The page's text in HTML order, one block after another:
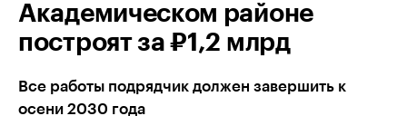
Академическом районе
построят за ₽1,2 млрд
Все работы подрядчик должен завершить к
осени 2030 года